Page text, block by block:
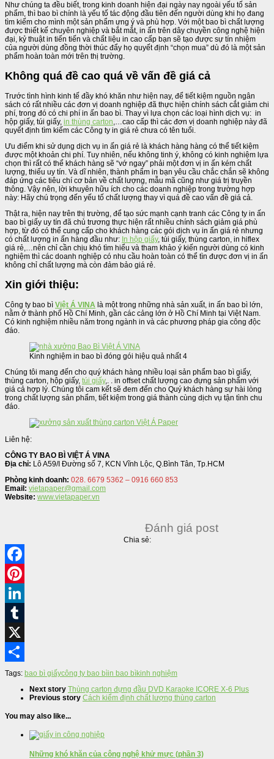
Như chúng ta đều biết, trong kinh doanh hiện đại ngày nay ngoài yếu tố sản
phẩm, thì bao bì chính là yếu tố tác động đầu tiên đến người dùng khi họ đang
tìm kiếm cho mình một sản phẩm ưng ý và phù hợp. Với một bao bì chất lượng
được thiết kế chuyên nghiệp và bắt mắt, in ấn trên dây chuyền công nghệ hiện
đại, kỷ thuật in tiến tiến và chất liệu in cao cấp bạn sẽ tạo được sự tín nhiệm
của người dùng đồng thời thúc đẩy họ quyết định “chọn mua” dù đó là một sản
phẩm hoàn toàn mới trên thị trường.
Không quá đề cao quá về vấn đề giá cả
Trước tình hình kinh tế đầy khó khăn như hiện nay, để tiết kiệm nguồn ngân
sách có rất nhiều các đơn vị doanh nghiệp đã thực hiện chính sách cắt giảm chi
phí, trong đó có chi phí in ấn bao bì. Thay vì lựa chọn các loại hình dịch vụ: in
hộp giấy, túi giấy, in thùng carton,…cao cấp thì các đơn vị doanh nghiệp này đã
quyết định tìm kiếm các Công ty in giá rẻ chưa có tên tuổi.
Ưu điểm khi sử dụng dịch vụ in ấn giá rẻ là khách hàng hàng có thể tiết kiệm
được một khoản chi phí. Tuy nhiên, nếu không tinh ý, không có kinh nghiệm lựa
chọn thì rất có thể khách hàng sẽ “vớ ngay” phải một đơn vị in ấn kém chất
lượng, thiếu uy tín. Và dĩ nhiên, thành phẩm in bạn yêu cầu chắc chắn sẽ không
đáp ứng các tiêu chí cơ bản về chất lượng, mẫu mã cũng như giá trị truyền
thông. Vậy nên, lời khuyên hữu ích cho các doanh nghiệp trong trường hợp
này: Hãy chú trọng đến yếu tố chất lượng thay vì quá đề cao vấn đề giá cả.
Thật ra, hiện nay trên thị trường, để tạo sức mạnh cạnh tranh các Công ty in ấn
bao bì giấy uy tín đã chủ trương thực hiện rất nhiều chính sách giảm giá phù
hợp, từ đó có thể cung cấp cho khách hàng các gói dịch vụ in ấn giá rẻ nhưng
có chất lượng in ấn hàng đầu như: In hộp giấy, túi giấy, thùng carton, in hiflex
giá rẻ,…nên chỉ cần chịu khó tìm hiểu và tham khảo ý kiến người dùng có kinh
nghiệm thì các doanh nghiệp có nhu cầu hoàn toàn có thể tìn được đơn vị in ấn
không chỉ chất lượng mà còn đảm bảo giá rẻ.
Xin giới thiệu:
Công ty bao bì Việt Á VINA là một trong những nhà sản xuất, in ấn bao bì lớn,
nằm ​​ở thành phố Hồ Chí Minh, gần các cảng lớn ở Hồ Chí Minh tại Việt Nam.
Có kinh nghiệm nhiều năm trong ngành in và các phương pháp gia công độc
đáo.
Kinh nghiệm in bao bì đóng gói hiệu quả nhất 4
Chúng tôi mang đến cho quý khách hàng nhiều loại sản phẩm bao bì giấy,
thùng carton, hộp giấy, túi giấy,. . in offset chất lượng cao đựng sản phẩm với
giá cả hợp lý. Chúng tôi cam kết sẽ đem đến cho Quý khách hàng sự hài lòng
trong chất lượng sản phẩm, tiết kiệm trong giá thành cùng dịch vụ tận tình chu
đáo.
Liên hệ:
CÔNG TY BAO BÌ VIỆT Á VINA
Địa chỉ: Lô A59/I Đường số 7, KCN Vĩnh Lộc, Q.Bình Tân, Tp.HCM
Phòng kinh doanh: 028. 6679 5362 – 0916 660 853
Email: vietapaper@gmail.com
Website: www.vietapaper.vn
Đánh giá post
Chia sẻ:
Share
Tags: bao bì giấycông ty bao bìin bao bìkinh nghiệm
Next story Thùng carton đựng đầu DVD Karaoke ICORE X-6 Plus
Previous story Cách kiểm định chất lượng thùng carton
You may also like...
Những khó khăn của công nghệ khử mực (phần 3)